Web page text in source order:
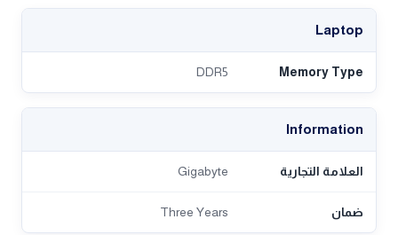
Laptop
Memory Type
DDR5
Information
العلامة التجارية Gigabyte
ضمان Three Years